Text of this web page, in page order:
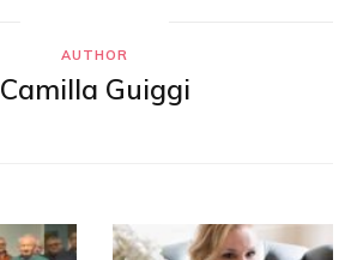
AUTHOR
Camilla Guiggi